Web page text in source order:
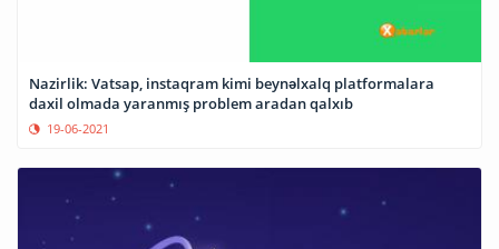
Nazirlik: Vatsap, instaqram kimi beynəlxalq platformalara
daxil olmada yaranmış problem aradan qalxıb
19-06-2021